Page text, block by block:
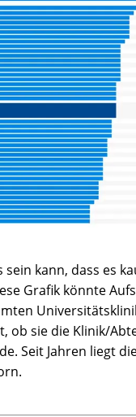
sein kann, dass es
Grafik könnte
ob sie die Klinik/
Seit Jahren liegt